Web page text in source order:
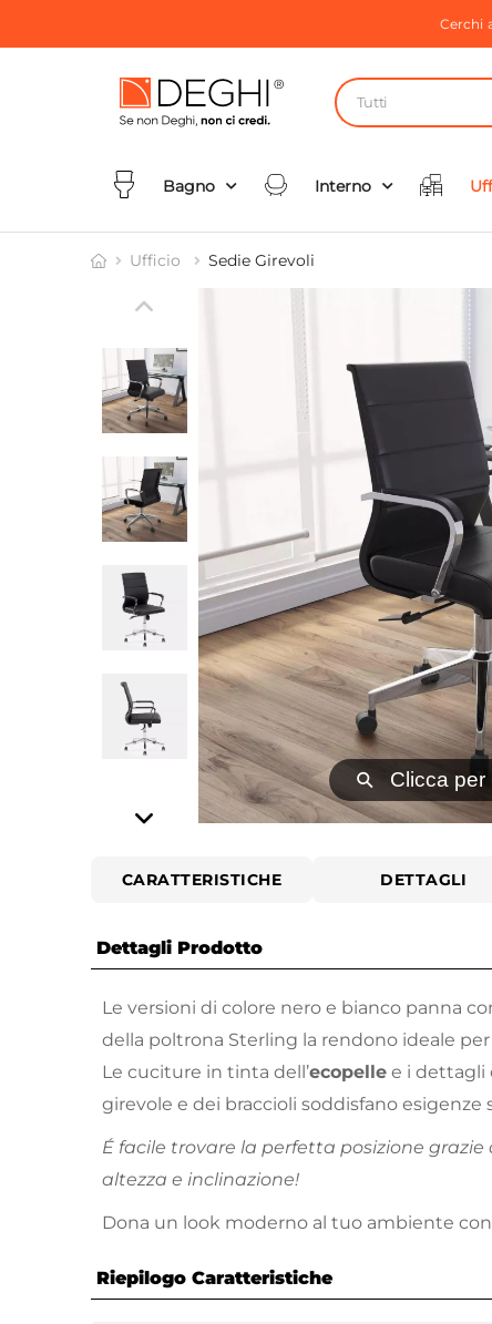
Cerchi
Tutti
Bagno Interno
Ufficio Sedie Girevoli
⚲ Clicca per
CARATTERISTICHE DETTAGLI
Dettagli Prodotto
Le versioni di colore nero e bianco panna
della poltrona Sterling la rendono ideale
Le cuciture in tinta dell’ecopelle e i dettagli
girevole e dei braccioli soddisfano
É facile trovare la perfetta posizione grazie
altezza e inclinazione!
Dona un look moderno al tuo ambiente
Riepilogo Caratteristiche